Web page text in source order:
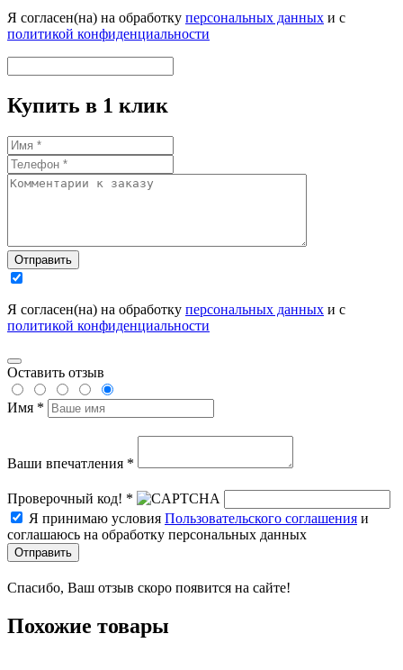
Я согласен(на) на обработку персональных данных и с
политикой конфиденциальности
Купить в 1 клик
Отправить
Я согласен(на) на обработку персональных данных и с
политикой конфиденциальности
Оставить отзыв
Имя *
Ваши впечатления *
Проверочный код! *
Я принимаю условия Пользовательского соглашения и
соглашаюсь на обработку персональных данных
Отправить
Спасибо, Ваш отзыв скоро появится на сайте!
Похожие товары